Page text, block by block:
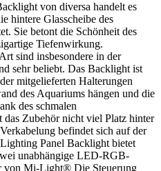
von diversa handelt es
hintere Glasscheibe des
Sie betont die Schönheit des
Tiefenwirkung.
sind insbesondere in der
sehr beliebt. Das Backlight ist
mitgelieferten Halterungen
des Aquariums hängen und die
des schmalen
Zubehör nicht viel Platz hinter
befindet sich auf der
Panel Backlight bietet
unabhängige LED-RGB-
von Mi-Light® Die Steuerung